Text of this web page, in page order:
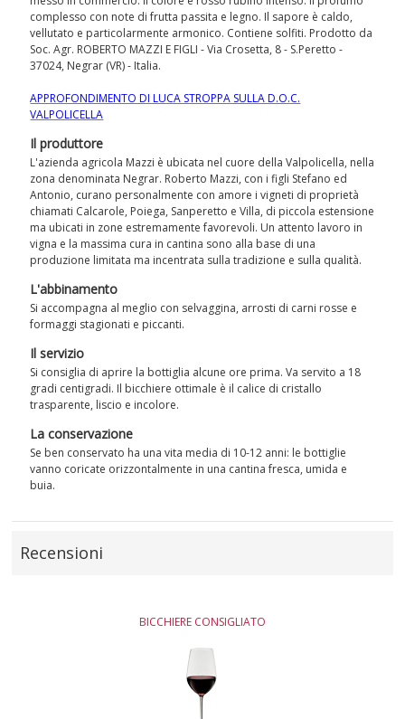
complesso con note di frutta passita e legno. Il sapore è caldo,
vellutato e particolarmente armonico. Contiene solfiti. Prodotto da
Soc. Agr. ROBERTO MAZZI E FIGLI - Via Crosetta, 8 - S.Peretto -
37024, Negrar (VR) - Italia.
APPROFONDIMENTO DI LUCA STROPPA SULLA D.O.C.
VALPOLICELLA
Il produttore
L'azienda agricola Mazzi è ubicata nel cuore della Valpolicella, nella
zona denominata Negrar. Roberto Mazzi, con i figli Stefano ed
Antonio, curano personalmente con amore i vigneti di proprietà
chiamati Calcarole, Poiega, Sanperetto e Villa, di piccola estensione
ma ubicati in zone estremamente favorevoli. Un attento lavoro in
vigna e la massima cura in cantina sono alla base di una
produzione limitata ma incentrata sulla tradizione e sulla qualità.
L'abbinamento
Si accompagna al meglio con selvaggina, arrosti di carni rosse e
formaggi stagionati e piccanti.
Il servizio
Si consiglia di aprire la bottiglia alcune ore prima. Va servito a 18
gradi centigradi. Il bicchiere ottimale è il calice di cristallo
trasparente, liscio e incolore.
La conservazione
Se ben conservato ha una vita media di 10-12 anni: le bottiglie
vanno coricate orizzontalmente in una cantina fresca, umida e
buia.
Recensioni
BICCHIERE CONSIGLIATO